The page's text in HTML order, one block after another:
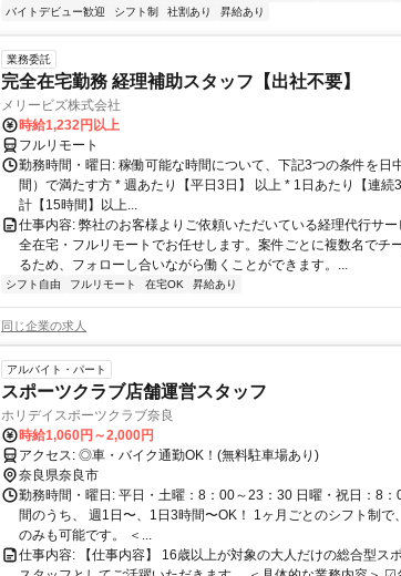
バイトデビュー歓迎
シフト制 社割あり 昇給あり
業務委託
完全在宅勤務 経理補助スタッフ【出社不要】
メリービズ株式会社
時給1,232円以上
フルリモート
勤務時間・曜日: 稼働可能な時間について、下記3つの条件を日
間）で満たす方 * 週あたり【平日3日】 以上 * 1日あたり【連続
計【15時間】以上...
仕事内容: 弊社のお客様よりご依頼いただいている経理代行サ
全在宅・フルリモートでお任せします。案件ごとに複数名でチ
るため、フォローし合いながら働くことができます。...
シフト自由 フルリモート 在宅OK 昇給あり
同じ企業の求人
アルバイト・パート
スポーツクラブ店舗運営スタッフ
ホリデイスポーツクラブ奈良
時給1,060円～2,000円
アクセス: ◎車・バイク通勤OK！(無料駐車場あり)
奈良県奈良市
勤務時間・曜日: 平日・土曜：8：00～23：30 日曜・祝日：8
間のうち、 週1日〜、1日3時間〜OK！ 1ヶ月ごとのシフト制で
のみも可能です。 ＜...
仕事内容: 【仕事内容】 16歳以上が対象の大人だけの総合型ス